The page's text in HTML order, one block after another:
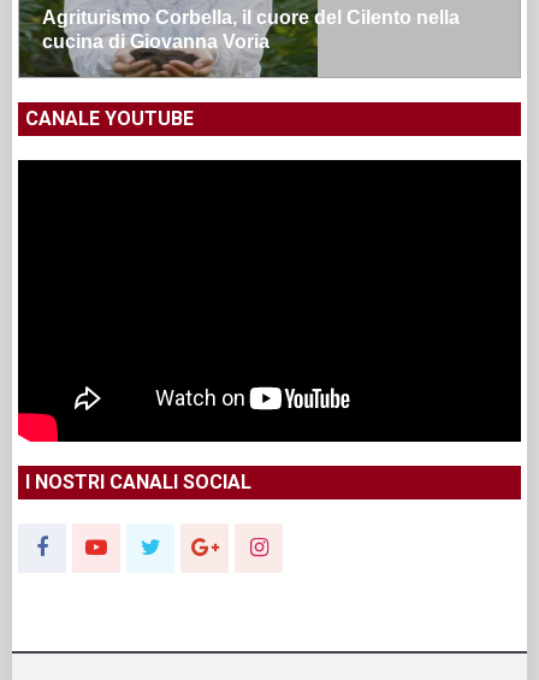
Agriturismo Corbella, il cuore del Cilento nella
cucina di Giovanna Voria
CANALE YOUTUBE
I NOSTRI CANALI SOCIAL